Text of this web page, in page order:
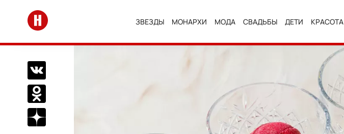
Перейти на главную
ЗВЕЗДЫ МОНАРХИ МОДА СВАДЬБЫ ДЕТИ КРАСОТА
Поделиться Вконтакте
Поделиться в Одноклассниках
Подписаться на нас в Дзен